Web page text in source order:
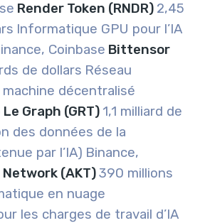
Render Token (RNDR) 2,45
Informatique GPU pour l’IA
Coinbase Bittensor
de dollars Réseau
machine décentralisé
Le Graph (GRT) 1,1 milliard de
des données de la
par l’IA) Binance,
(AKT)390 millions
en nuage
les charges de travail d’IA